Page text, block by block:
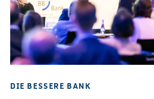
DIE BESSERE BANK